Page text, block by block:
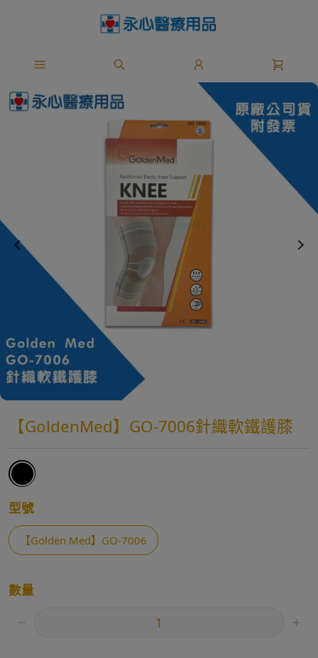
【GoldenMed】GO-7006針織軟鐵護膝
型號
【Golden Med】GO-7006
數量